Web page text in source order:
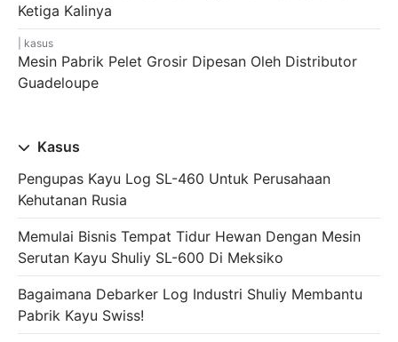
Ketiga Kalinya
kasus
Mesin Pabrik Pelet Grosir Dipesan Oleh Distributor
Guadeloupe
Kasus
Pengupas Kayu Log SL-460 Untuk Perusahaan
Kehutanan Rusia
Memulai Bisnis Tempat Tidur Hewan Dengan Mesin
Serutan Kayu Shuliy SL-600 Di Meksiko
Bagaimana Debarker Log Industri Shuliy Membantu
Pabrik Kayu Swiss!